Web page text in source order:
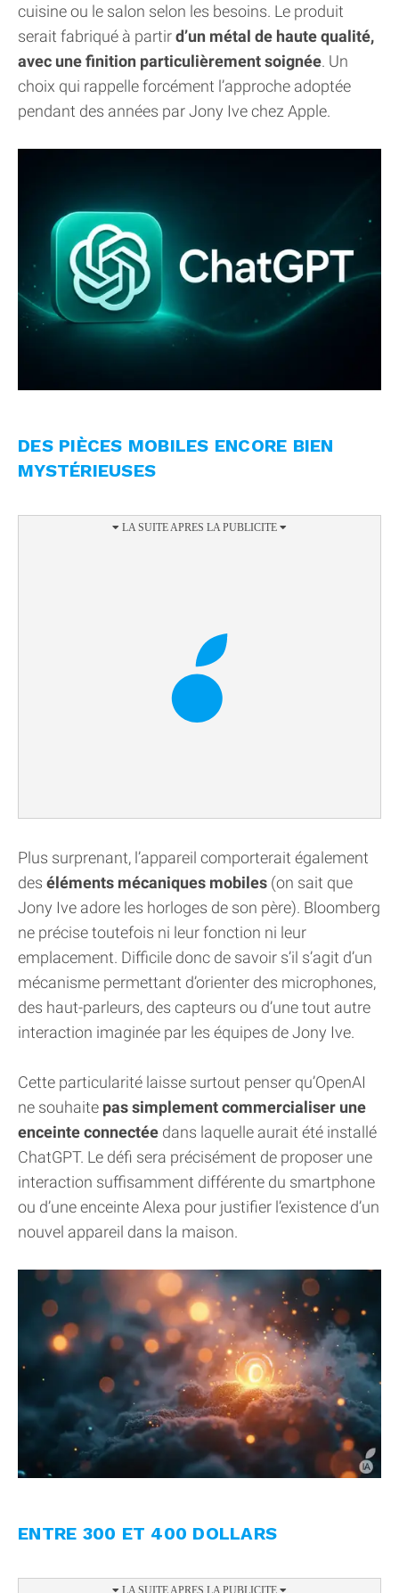
cuisine ou le salon selon les besoins. Le produit
serait fabriqué à partird’un métal de haute qualité,
avec une finition particulièrement soignée. Un
choix qui rappelle forcément l’approche adoptée
pendant des années par Jony Ive chez Apple.
DES PIÈCES MOBILES ENCORE BIEN
MYSTÉRIEUSES
Plus surprenant, l’appareil comporterait également
des éléments mécaniques mobiles (on sait que
Jony Ive adore les horloges de son père). Bloomberg
ne précise toutefois ni leur fonction ni leur
emplacement. Difficile donc de savoir s’il s’agit d’un
mécanisme permettant d’orienter des microphones,
des haut-parleurs, des capteurs ou d’une tout autre
interaction imaginée par les équipes de Jony Ive.
Cette particularité laisse surtout penser qu’OpenAI
ne souhaite pas simplement commercialiser une
enceinte connectée dans laquelle aurait été installé
ChatGPT. Le défi sera précisément de proposer une
interaction suffisamment différente du smartphone
ou d’une enceinte Alexa pour justifier l’existence d’un
nouvel appareil dans la maison.
ENTRE 300 ET 400 DOLLARS